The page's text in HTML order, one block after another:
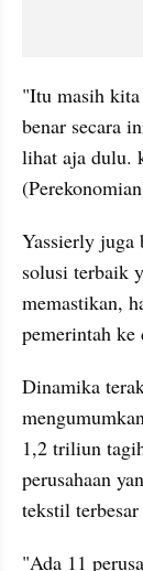
"Itu masih kita
benar secara
lihat aja dulu.
Yassierly juga
solusi terbaik
memastikan,
pemerintah ke
Dinamika
1,2 triliun
perusahaan
tekstil
"Ada 11